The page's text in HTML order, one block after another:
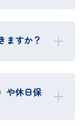
ますか？
や休日保